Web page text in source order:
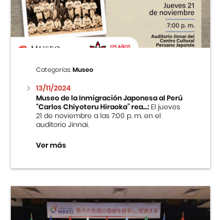
Centro Cultural Peruano Japonés
Cursos
Museo de la Inmigración Japonesa
Fondo Editorial
Teatro Peruano Japonés
Categorías:Museo
13/11/2024
Museo de la Inmigración Japonesa al Perú
“Carlos Chiyoteru Hiraoka” rea...:El jueves
21 de noviembre a las 7:00 p. m. en el
auditorio Jinnai.
Ver más